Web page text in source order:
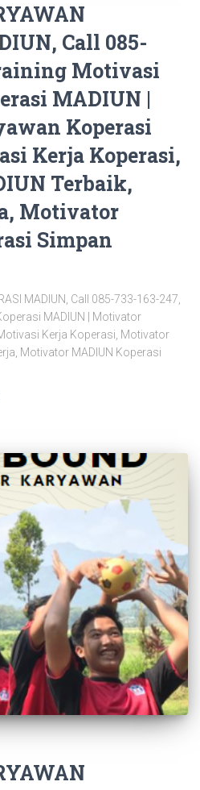
Call 085-
Motivasi
MADIUN |
Koperasi
Kerja Koperasi,
Terbaik,
Motivator
Simpan
MADIUN, Call 085-733-163-247,
MADIUN | Motivator
Kerja Koperasi, Motivator
Motivator MADIUN Koperasi